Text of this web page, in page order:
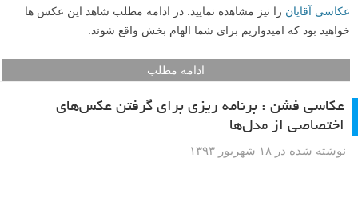
عکاسی آقایان را نیز مشاهده نمایید. در ادامه مطلب شاهد این عکس ها
خواهید بود که امیدواریم برای شما الهام بخش واقع شوند.
ادامه مطلب
عکاسی فشن : برنامه ریزی برای گرفتن عکس‌های
اختصاصی از مدل‌ها
نوشته شده در ۱۸ شهریور ۱۳۹۳